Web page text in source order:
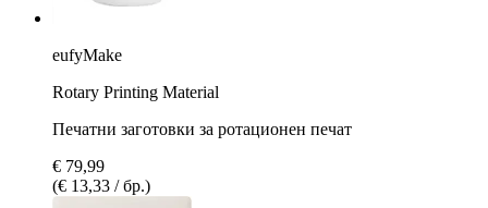
eufyMake
Rotary Printing Material
Печатни заготовки за ротационен печат
€ 79,99
(€ 13,33 / бр.)